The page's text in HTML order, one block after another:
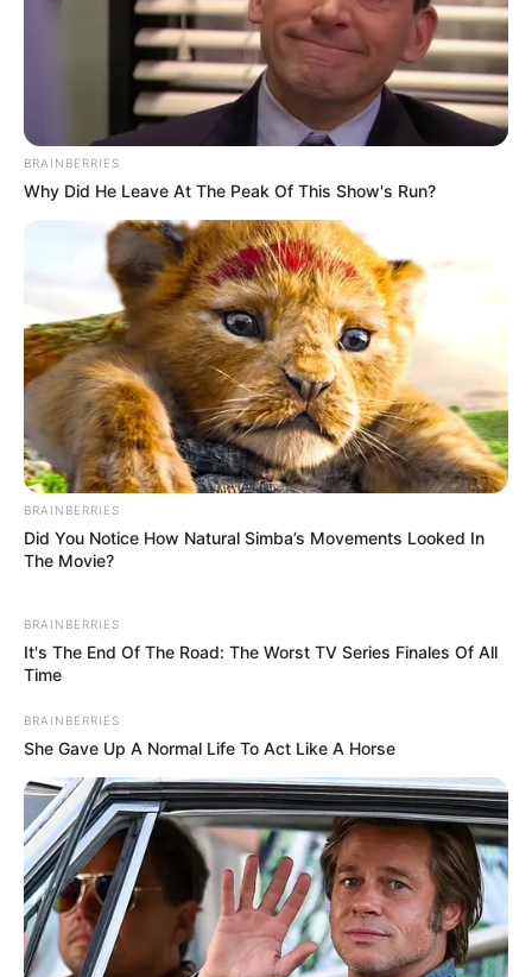
BRAINBERRIES
Why Did He Leave At The Peak Of This Show's Run?
BRAINBERRIES
Did You Notice How Natural Simba’s Movements Looked In
The Movie?
BRAINBERRIES
It's The End Of The Road: The Worst TV Series Finales Of All
Time
BRAINBERRIES
She Gave Up A Normal Life To Act Like A Horse